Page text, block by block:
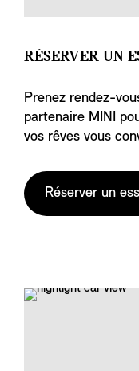
RÉSERVER UN
Prenez rendez-
partenaire MINI
vos rêves vous
Réserver un